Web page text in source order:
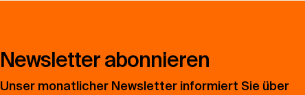
Newsletter abonnieren
Unser monatlicher Newsletter informiert Sie über